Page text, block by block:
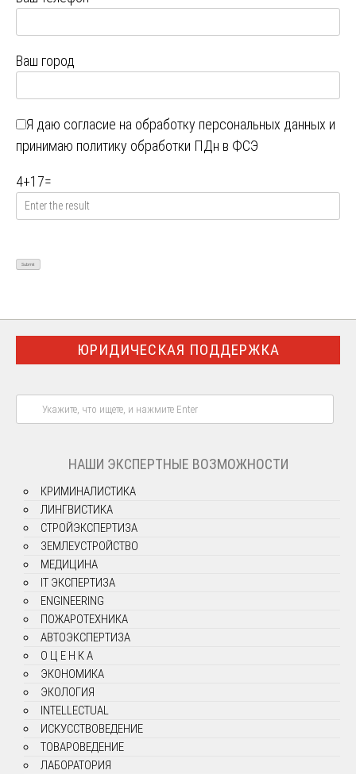
Ваш город
Я даю согласие на обработку персональных данных и
принимаю политику обработки ПДн в ФСЭ
4+17=
ЮРИДИЧЕСКАЯ ПОДДЕРЖКА
НАШИ ЭКСПЕРТНЫЕ ВОЗМОЖНОСТИ
КРИМИНАЛИСТИКА
ЛИНГВИСТИКА
СТРОЙЭКСПЕРТИЗА
ЗЕМЛЕУСТРОЙСТВО
МЕДИЦИНА
IT ЭКСПЕРТИЗА
ENGINEERING
ПОЖАРОТЕХНИКА
АВТОЭКСПЕРТИЗА
О Ц Е Н К А
ЭКОНОМИКА
ЭКОЛОГИЯ
INTELLECTUAL
ИСКУССТВОВЕДЕНИЕ
ТОВАРОВЕДЕНИЕ
ЛАБОРАТОРИЯ